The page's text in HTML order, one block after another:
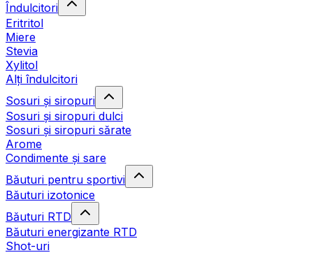
Îndulcitori
Eritritol
Miere
Stevia
Xylitol
Alți îndulcitori
Sosuri și siropuri
Sosuri și siropuri dulci
Sosuri și siropuri sărate
Arome
Condimente și sare
Băuturi pentru sportivi
Băuturi izotonice
Băuturi RTD
Băuturi energizante RTD
Shot-uri